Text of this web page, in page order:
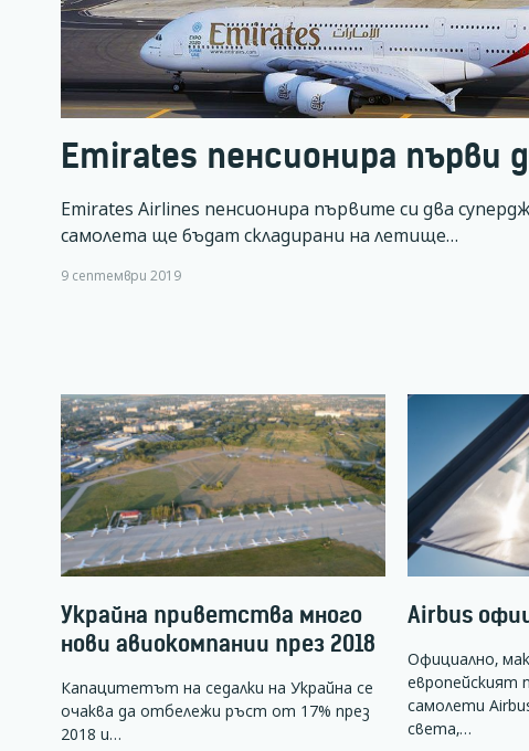
Emirates пенсионира първи
Emirates Airlines пенсионира първите си два
самолета ще бъдат складирани на летище…
9 септември 2019
Украйна приветства много
нови авиокомпании през 2018
Капацитетът на седалки на Украйна се
очаква да отбележи ръст от 17% през
2018 и…
Airbus
Официално,
европейският
самолети
света,…